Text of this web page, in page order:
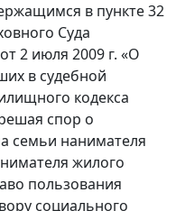
в пункте 32
Суда
2 июля 2009 г. «О
в судебной
кодекса
спор о
семьи нанимателя
жилого
пользования
социального